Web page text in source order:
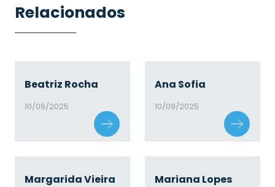
Relacionados
Beatriz Rocha
10/09/2025
Ana Sofia
10/09/2025
Margarida Vieira Mariana Lopes